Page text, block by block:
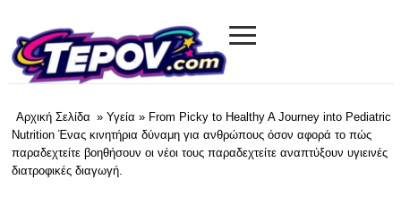
tevov.com
≡
Αρχική Σελίδα » Υγεία » From Picky to Healthy A Journey into Pediatric
Nutrition Ένας κινητήρια δύναμη για ανθρώπους όσον αφορά το πώς
παραδεχτείτε βοηθήσουν οι νέοι τους παραδεχτείτε αναπτύξουν υγιεινές
διατροφικές διαγωγή.